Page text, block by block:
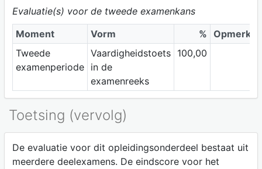
Evaluatie(s) voor de tweede examenkans
Moment
Vorm %
Tweede
examenperiode
Vaardigheidstoets
in de
examenreeks
100,00
Toetsing (vervolg)
De evaluatie voor dit opleidingsonderdeel bestaat uit
meerdere deelexamens. De eindscore voor het